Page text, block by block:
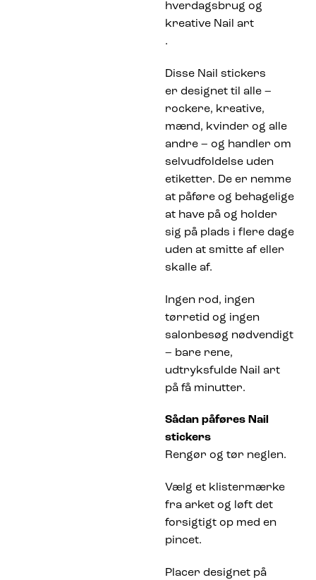
hverdagsbrug og
kreative Nail art
.
Disse Nail stickers
er designet til alle –
rockere, kreative,
mænd, kvinder og alle
andre – og handler om
selvudfoldelse uden
etiketter. De er nemme
at påføre og behagelige
at have på og holder
sig på plads i flere dage
uden at smitte af eller
skalle af.
Ingen rod, ingen
tørretid og ingen
salonbesøg nødvendigt
– bare rene,
udtryksfulde Nail art
på få minutter.
Sådan påføres Nail
stickers
Rengør og tør neglen.
Vælg et klistermærke
fra arket og løft det
forsigtigt op med en
pincet.
Placer designet på